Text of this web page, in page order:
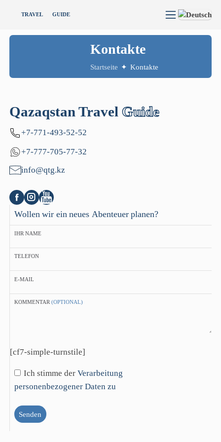
TRAVEL GUIDE
Kontakte
Startseite ✦ Kontakte
Qazaqstan Travel Guide
+7-771-493-52-52
+7-777-705-77-32
info@qtg.kz
Wollen wir ein neues Abenteuer planen?
IHR NAME
TELEFON
E-MAIL
KOMMENTAR (OPTIONAL)
[cf7-simple-turnstile]
Ich stimme derVerarbeitung
personenbezogener Daten zu